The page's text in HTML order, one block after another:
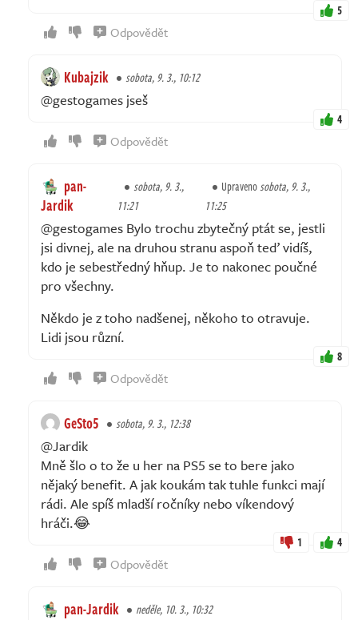
5
Odpovědět
Kubajzik sobota, 9. 3., 10:12
@gestogames jseš
4
Odpovědět
pan-
Jardik
sobota, 9. 3.,
11:21
Upravenosobota, 9. 3.,
11:25
@gestogames Bylo trochu zbytečný ptát se, jestli
jsi divnej, ale na druhou stranu aspoň teď vidíš,
kdo je sebestředný hňup. Je to nakonec poučné
pro všechny.
Někdo je z toho nadšenej, někoho to otravuje.
Lidi jsou různí.
8
Odpovědět
GeSto5 sobota, 9. 3., 12:38
@Jardik
Mně šlo o to že u her na PS5 se to bere jako
nějaký benefit. A jak koukám tak tuhle funkci mají
rádi. Ale spíš mladší ročníky nebo víkendový
hráči.😂
1 4
Odpovědět
pan-Jardik neděle, 10. 3., 10:32